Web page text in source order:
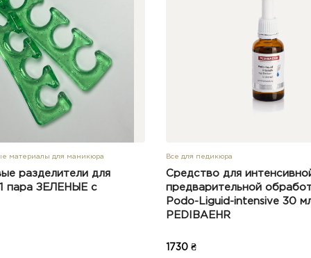
материалы для маникюра
разделители для
пара ЗЕЛЕНЫЕ с
Все для педикюра
Средство для
предварительной
Podo-Liguid-intensive 30
PEDIBAEHR
1730 ₴